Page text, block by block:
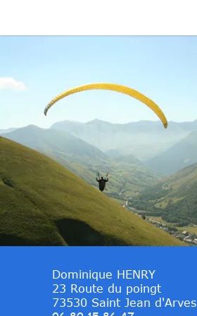
Dominique HENRY
23 Route du poingt
73530 Saint Jean d'Arves